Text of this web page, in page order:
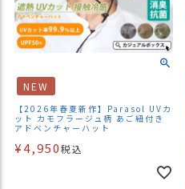
NEW
【2026年春夏新作】Parasol UVカ
ット カモフラージュ柄 あご紐付き
アドベンチャーハット
¥4,950税込